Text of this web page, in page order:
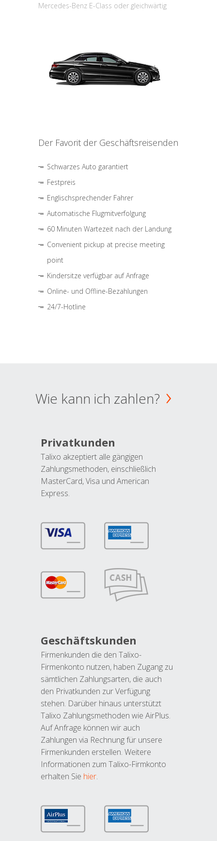
Mercedes-Benz E-Class oder gleichwärtig
Der Favorit der Geschäftsreisenden
Schwarzes Auto garantiert
Festpreis
Englischsprechender Fahrer
Automatische Flugmitverfolgung
60 Minuten Wartezeit nach der Landung
Convenient pickup at precise meeting
point
Kindersitze verfügbar auf Anfrage
Online- und Offline-Bezahlungen
24/7-Hotline
Wie kann ich zahlen?
Privatkunden
Talixo akzeptiert alle gängigen
Zahlungsmethoden, einschließlich
MasterCard, Visa und American
Express.
Geschäftskunden
Firmenkunden die den Talixo-
Firmenkonto nutzen, haben Zugang zu
sämtlichen Zahlungsarten, die auch
den Privatkunden zur Verfügung
stehen. Darüber hinaus unterstützt
Talixo Zahlungsmethoden wie AirPlus.
Auf Anfrage können wir auch
Zahlungen via Rechnung für unsere
Firmenkunden erstellen. Weitere
Informationen zum Talixo-Firmkonto
erhalten Sie hier.